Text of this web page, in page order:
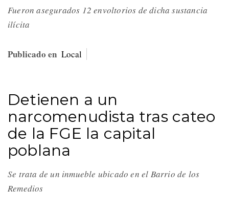
Fueron asegurados 12 envoltorios de dicha sustancia
ilícita
Publicado en Local
Detienen a un
narcomenudista tras cateo
de la FGE la capital
poblana
Se trata de un inmueble ubicado en el Barrio de los
Remedios